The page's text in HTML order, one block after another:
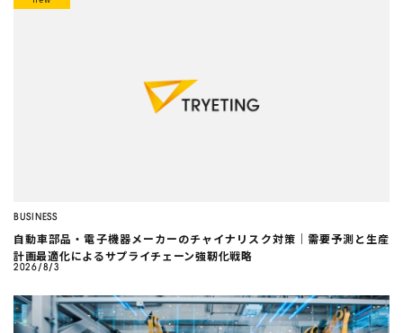
BUSINESS
自動車部品・電子機器メーカーのチャイナリスク対策｜需要予測と生産
計画最適化によるサプライチェーン強靭化戦略
2026/8/3